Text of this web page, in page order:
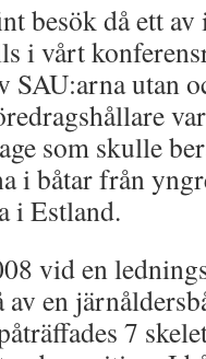
besök då ett
i vårt
SAU:arna utan
som skulle
i båtar från
i Estland.
vid en
av en
7